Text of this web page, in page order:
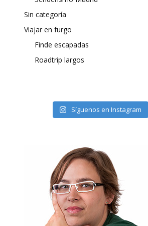
Sin categoría
Viajar en furgo
Finde escapadas
Roadtrip largos
Síguenos en Instagram